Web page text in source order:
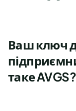
Ваш ключ
таке AVGS?